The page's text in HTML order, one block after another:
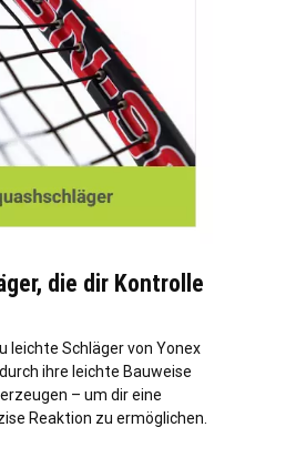
die dir Kontrolle
leichte Schläger von Yonex
ihre leichte Bauweise
– um dir eine
Reaktion zu ermöglichen.